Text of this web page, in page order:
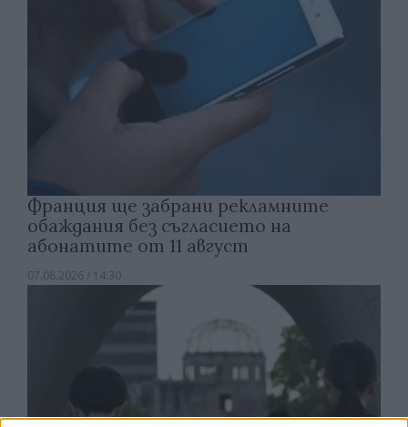
Франция ще забрани рекламните
обаждания без съгласието на
абонатите от 11 август
07.08.2026 / 14:30